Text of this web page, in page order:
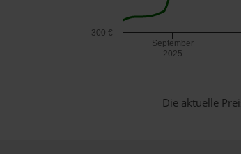
September
2025
300 €
Die aktuelle